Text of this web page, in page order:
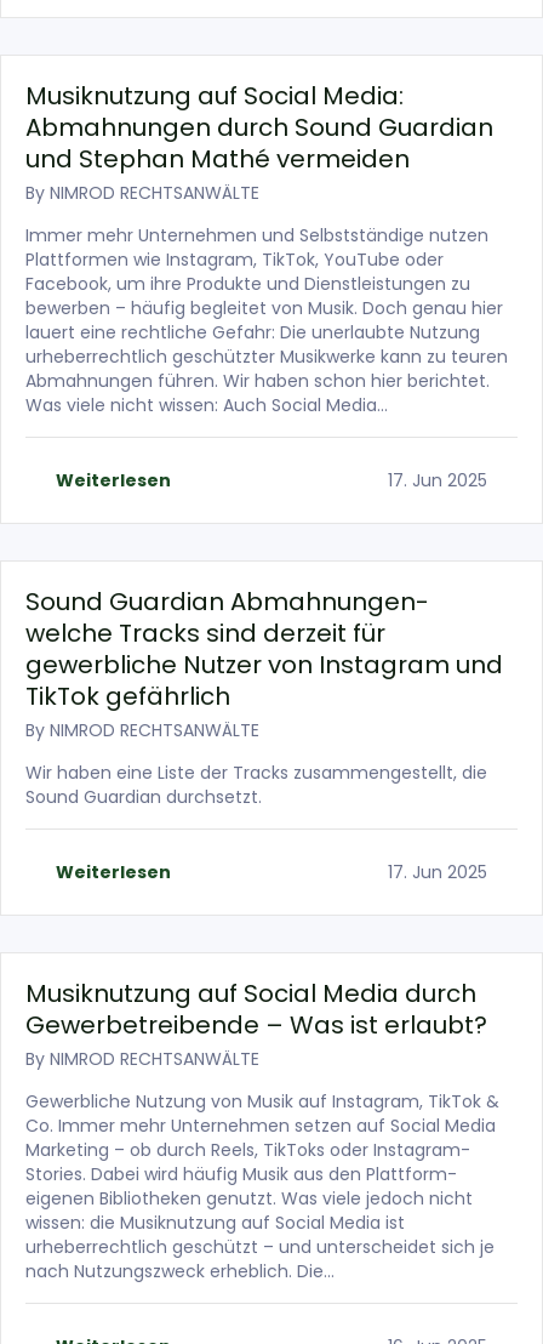
Musiknutzung auf Social Media:
Abmahnungen durch Sound Guardian
und Stephan Mathé vermeiden
By NIMROD RECHTSANWÄLTE
Immer mehr Unternehmen und Selbstständige nutzen
Plattformen wie Instagram, TikTok, YouTube oder
Facebook, um ihre Produkte und Dienstleistungen zu
bewerben – häufig begleitet von Musik. Doch genau hier
lauert eine rechtliche Gefahr: Die unerlaubte Nutzung
urheberrechtlich geschützter Musikwerke kann zu teuren
Abmahnungen führen. Wir haben schon hier berichtet.
Was viele nicht wissen: Auch Social Media…
Weiterlesen 17. Jun 2025
Sound Guardian Abmahnungen-
welche Tracks sind derzeit für
gewerbliche Nutzer von Instagram und
TikTok gefährlich
By NIMROD RECHTSANWÄLTE
Wir haben eine Liste der Tracks zusammengestellt, die
Sound Guardian durchsetzt.
Weiterlesen 17. Jun 2025
Musiknutzung auf Social Media durch
Gewerbetreibende – Was ist erlaubt?
By NIMROD RECHTSANWÄLTE
Gewerbliche Nutzung von Musik auf Instagram, TikTok &
Co. Immer mehr Unternehmen setzen auf Social Media
Marketing – ob durch Reels, TikToks oder Instagram-
Stories. Dabei wird häufig Musik aus den Plattform-
eigenen Bibliotheken genutzt. Was viele jedoch nicht
wissen: die Musiknutzung auf Social Media ist
urheberrechtlich geschützt – und unterscheidet sich je
nach Nutzungszweck erheblich. Die…